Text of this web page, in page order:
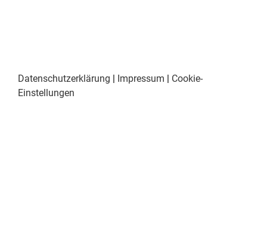
Datenschutzerklärung | Impressum | Cookie-
Einstellungen